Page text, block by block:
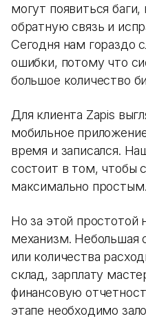
могут появиться
обратную связь и
Сегодня нам гораздо
ошибки, потому что
большое количество
Для клиента Zapis
мобильное
время и записался.
состоит в том, чтобы
максимально простым.
Но за этой простотой
механизм. Небольшая
или количества
склад, зарплату
финансовую
этапе необходимо